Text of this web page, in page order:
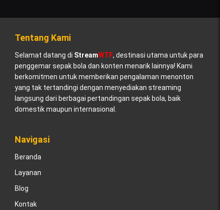
Tentang Kami
Selamat datang di StreamWTF, destinasi utama untuk para
penggemar sepak bola dan konten menarik lainnya! Kami
berkomitmen untuk memberikan pengalaman menonton
yang tak tertandingi dengan menyediakan streaming
langsung dari berbagai pertandingan sepak bola, baik
domestik maupun internasional.
Navigasi
Beranda
Layanan
Blog
Kontak